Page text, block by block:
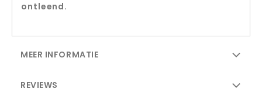
ontleend.
MEER INFORMATIE
REVIEWS